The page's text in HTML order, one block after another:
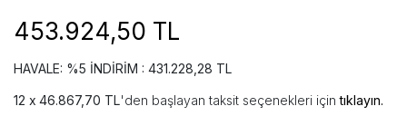
453.924,50 TL
HAVALE: %5 İNDİRİM : 431.228,28 TL
46.867,70 TL'den başlayan taksit seçenekleri içintıklayın.